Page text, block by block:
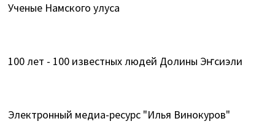
Ученые Намского улуса
100 лет - 100 известных людей Долины Эҥсиэли
Электронный медиа-ресурс "Илья Винокуров"